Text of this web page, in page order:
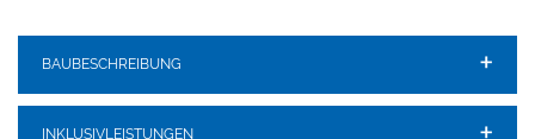
BAUBESCHREIBUNG
INKLUSIVLEISTUNGEN